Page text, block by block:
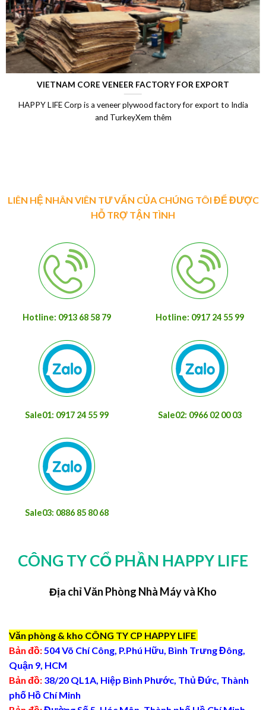
to India
LAMINATED VENEER LUMBER (LVL)
Laminated Wood, LVL Laminated Veneer Lumber,
Vietnam, LVL Timber, Vietnam plywood
LIÊN HỆ NHÂN VIÊN TƯ VẤN CỦA CHÚNG TÔI ĐỂ ĐƯỢC
HỖ TRỢ TẬN TÌNH
Hotline: 0913 68 58 79 Hotline: 0917 24 55 99
Sale01: 0917 24 55 99 Sale02: 0966 02 00 03
Sale03: 0886 85 80 68
CÔNG TY CỔ PHẦN HAPPY LIFE
Địa chỉ Văn Phòng Nhà Máy và Kho
Văn phòng & kho CÔNG TY CP HAPPY LIFE
Bản đồ:504 Võ Chí Công, P.Phú Hữu, Bình Trưng Đông,
Quận 9, HCM
Bản đồ: 38/20 QL1A, Hiệp Bình Phước, Thủ Đức, Thành
phố Hồ Chí Minh